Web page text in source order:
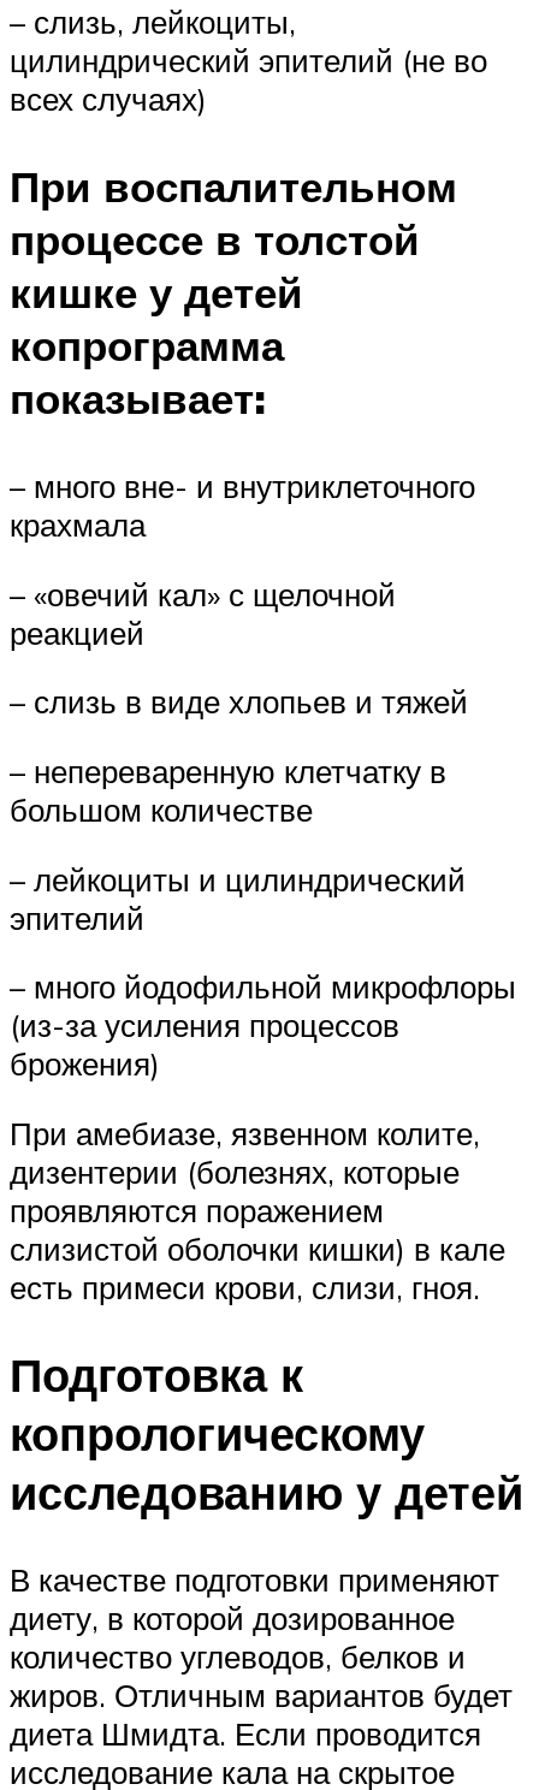
– слизь, лейкоциты,
цилиндрический эпителий (не во
всех случаях)
При воспалительном
процессе в толстой
кишке у детей
копрограмма
показывает:
– много вне- и внутриклеточного
крахмала
– «овечий кал» с щелочной
реакцией
– слизь в виде хлопьев и тяжей
– непереваренную клетчатку в
большом количестве
– лейкоциты и цилиндрический
эпителий
– много йодофильной микрофлоры
(из-за усиления процессов
брожения)
При амебиазе, язвенном колите,
дизентерии (болезнях, которые
проявляются поражением
слизистой оболочки кишки) в кале
есть примеси крови, слизи, гноя.
Подготовка к
копрологическому
исследованию у детей
В качестве подготовки применяют
диету, в которой дозированное
количество углеводов, белков и
жиров. Отличным вариантов будет
диета Шмидта. Если проводится
исследование кала на скрытое